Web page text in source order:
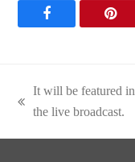
F
e
b
P
t
e
previous
It will be featured in
the live broadcast.